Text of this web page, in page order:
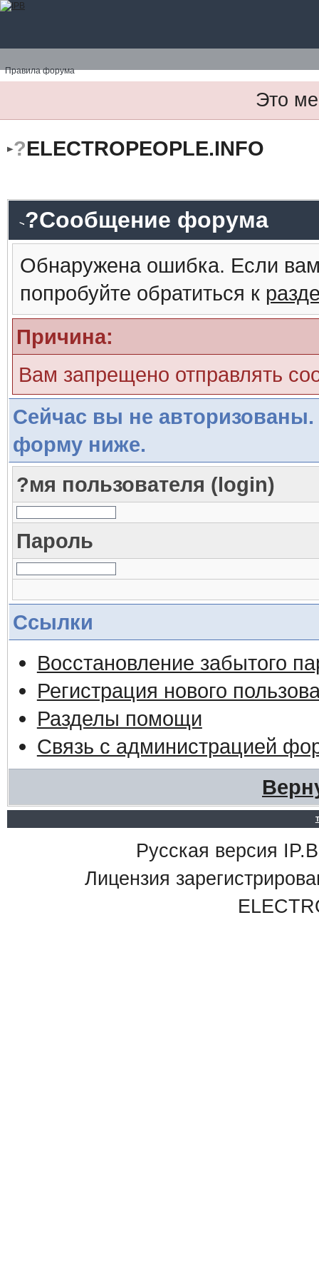
Правила форума
Это
?ELECTROPEOPLE.INFO
?Сообщение форума
Обнаружена ошибка. Если
попробуйте обратиться к
Причина:
Вам запрещено отправлять
Сейчас вы не авторизованы.
форму ниже.
?мя пользователя (login)
Пароль
Ссылки
Восстановление забытого
Регистрация нового
Разделы помощи
Связь с администрацией
Русская версия
Лицензия